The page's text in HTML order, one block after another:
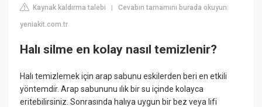
Kaynak kaldırma talebi |Cevabın tamamını burada okuyun:
yeniakit.com.tr
Halı silme en kolay nasıl temizlenir?
Halı temizlemek için arap sabunu eskilerden beri en etkili
yöntemdir. Arap sabununu ılık bir su içinde kolayca
eritebilirsiniz. Sonrasında halıya uygun bir bez veya lifi